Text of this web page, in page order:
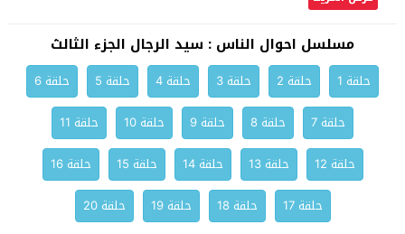
مسلسل احوال الناس : سيد الرجال الجزء الثالث
حلقة 1 حلقة 2 حلقة 3 حلقة 4 حلقة 5
حلقة 6
حلقة 7
حلقة 8 حلقة 9 حلقة 10
حلقة 11
حلقة 12
حلقة 13 حلقة 14 حلقة 15
حلقة 16
حلقة 17
حلقة 18 حلقة 19 حلقة 20